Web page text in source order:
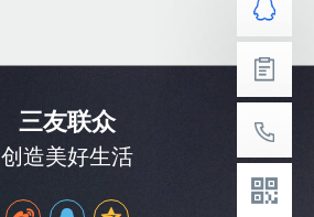
三友联众
创造美好生活